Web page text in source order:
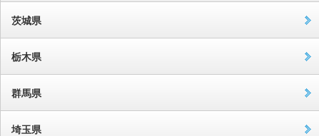
茨城県
栃木県
群馬県
埼玉県